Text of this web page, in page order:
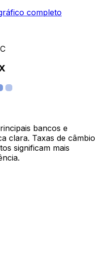
completo
bancos e
clara. Taxas de câmbio
significam mais